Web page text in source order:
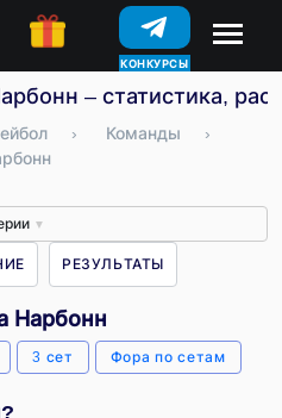
КОНКУРСЫ
– статистика,
› Команды
›
▼
РЕЗУЛЬТАТЫ
Нарбонн
3 сет Фора по сетам